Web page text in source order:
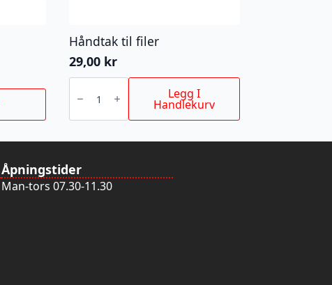
Håndtak til filer
29,00 kr
Håndtak
filer Legg I
Handlekurv
Åpningstider
Man-tors 07.30-11.30